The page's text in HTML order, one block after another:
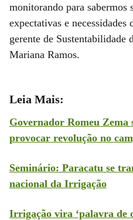
monitorando para sabermos
expectativas e necessidades
gerente de Sustentabilidade
Mariana Ramos.
Leia Mais:
Governador Romeu Zema
provocar revolução no
Seminário: Paracatu se
nacional da Irrigação
Irrigação vira ‘palavra de